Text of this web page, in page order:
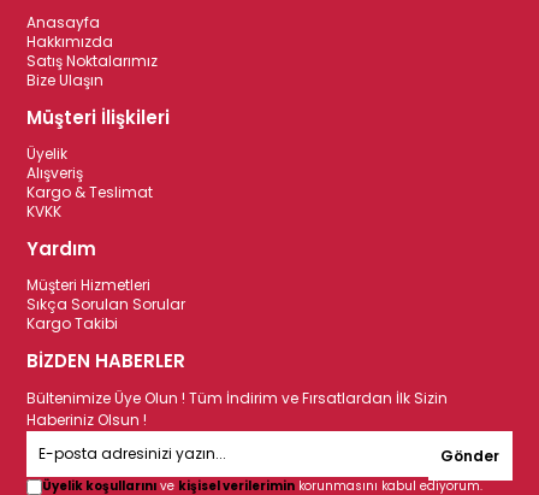
Anasayfa
Hakkımızda
Satış Noktalarımız
Bize Ulaşın
Müşteri İlişkileri
Üyelik
Alışveriş
Kargo & Teslimat
KVKK
Yardım
Müşteri Hizmetleri
Sıkça Sorulan Sorular
Kargo Takibi
BİZDEN HABERLER
Bültenimize Üye Olun ! Tüm İndirim ve Fırsatlardan İlk Sizin
Haberiniz Olsun !
Gönder
Üyelik koşullarını ve kişisel verilerimin korunmasını kabul ediyorum.